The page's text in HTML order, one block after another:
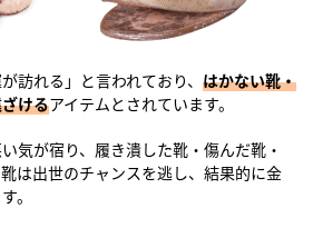
訪れる」と言われており、 はかない靴・
けるアイテムとされています。
気が宿り、履き潰した靴・傷んだ靴・
は出世のチャンスを逃し、結果的に金
。